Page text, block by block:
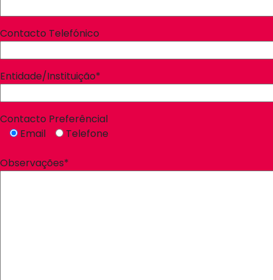
Contacto Telefónico
Entidade/Instituição*
Contacto Preferêncial
Email
Telefone
Observações*